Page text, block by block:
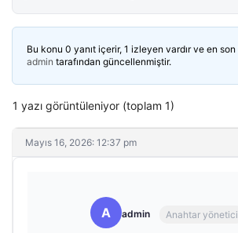
Bu konu 0 yanıt içerir, 1 izleyen vardır ve en son
admin tarafından güncellenmiştir.
1 yazı görüntüleniyor (toplam 1)
Mayıs 16, 2026: 12:37 pm
A admin Anahtar yönetici